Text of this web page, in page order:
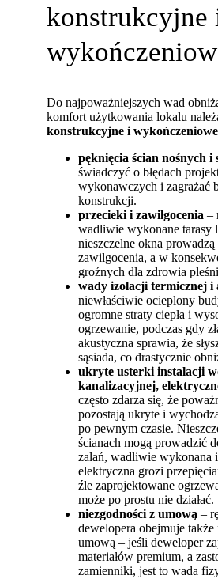
konstrukcyjne
Do najpoważniejszych wad
komfort użytkowania lokalu
konstrukcyjne i wykończeniowe
pęknięcia ścian nośnych i
świadczyć o błędach
wykonawczych i zagrażać
konstrukcji.
przecieki i zawilgocenia –
wadliwie wykonane tarasy
nieszczelne okna prowadzą
zawilgocenia, a w
groźnych dla zdrowia
wady izolacji termicznej i
niewłaściwie ocieplony
ogromne straty ciepła i
ogrzewanie, podczas gdy
akustyczna sprawia, że
sąsiada, co drastycznie
ukryte usterki instalacji
kanalizacyjnej,
często zdarza się, że
pozostają ukryte i
po pewnym czasie.
ścianach mogą prowadzić
zalań, wadliwie wykonana
elektryczna grozi
źle zaprojektowane
może po prostu nie działać.
niezgodności z umową –
dewelopera obejmuje
umową – jeśli deweloper
materiałów premium, a
zamienniki, jest to wada